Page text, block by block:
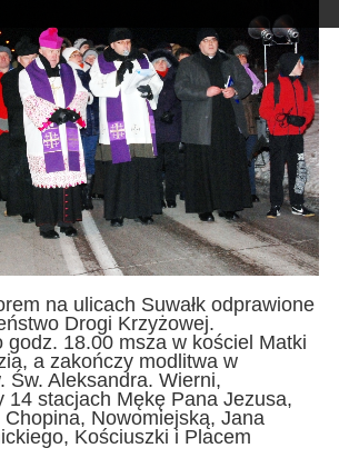
na ulicach Suwałk odprawione
Drogi Krzyżowej.
godz. 18.00 msza w kościel Matki
a zakończy modlitwa w
Św. Aleksandra. Wierni,
14 stacjach Mękę Pana Jezusa,
Nowomiejską, Jana
Kościuszki i Placem